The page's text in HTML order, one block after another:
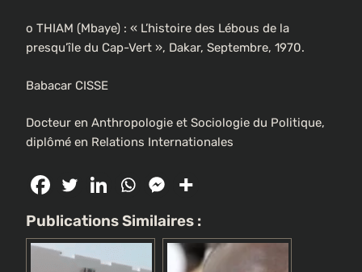
o THIAM (Mbaye) : « L’histoire des Lébous de la
presqu’île du Cap-Vert », Dakar, Septembre, 1970.
Babacar CISSE
Docteur en Anthropologie et Sociologie du Politique,
diplômé en Relations Internationales
Publications Similaires :